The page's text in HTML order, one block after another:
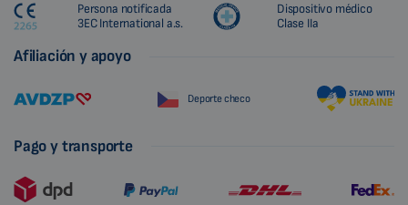
Persona notificada
3EC International a.s.
Dispositivo médico
Clase IIa
Afiliación y apoyo
Deporte checo
Pago y transporte